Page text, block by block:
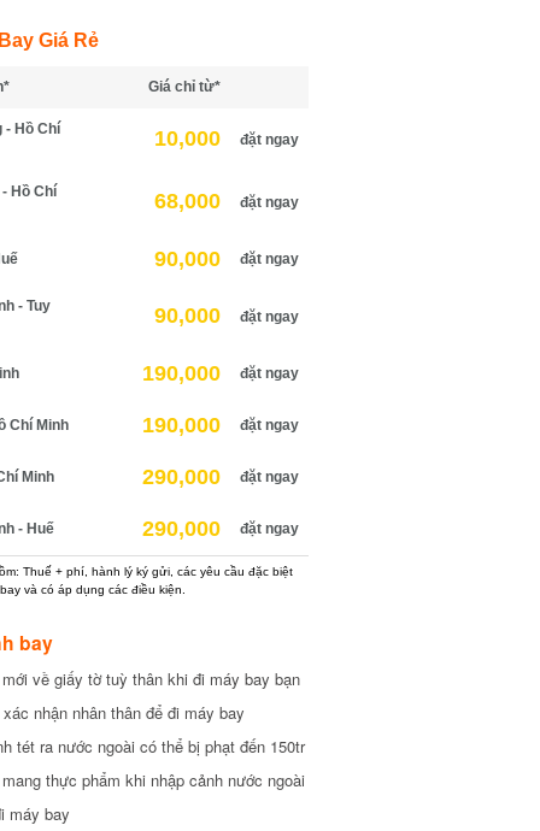
Giá Rẻ
Giá chỉ từ*
Hồ Chí
10,000 đặt ngay
Hồ Chí
68,000 đặt ngay
90,000 đặt ngay
- Tuy
90,000 đặt ngay
190,000 đặt ngay
Chí Minh 190,000 đặt ngay
Minh 290,000 đặt ngay
- Huế 290,000 đặt ngay
Thuế + phí, hành lý ký gửi, các yêu cầu đặc biệt
và có áp dụng các điều kiện.
bay
về giấy tờ tuỳ thân khi đi máy bay bạn
nhận nhân thân để đi máy bay
tét ra nước ngoài có thể bị phạt đến 150tr
thực phẩm khi nhập cảnh nước ngoài
bay